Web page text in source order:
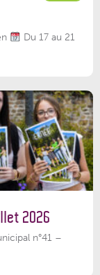
Du 17 au 21
2026
n°41 –